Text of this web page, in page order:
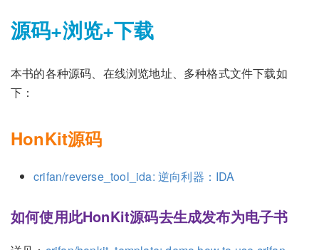
源码+浏览+下载
本书的各种源码、在线浏览地址、多种格式文件下载如
下：
HonKit源码
crifan/reverse_tool_ida: 逆向利器：IDA
如何使用此HonKit源码去生成发布为电子书